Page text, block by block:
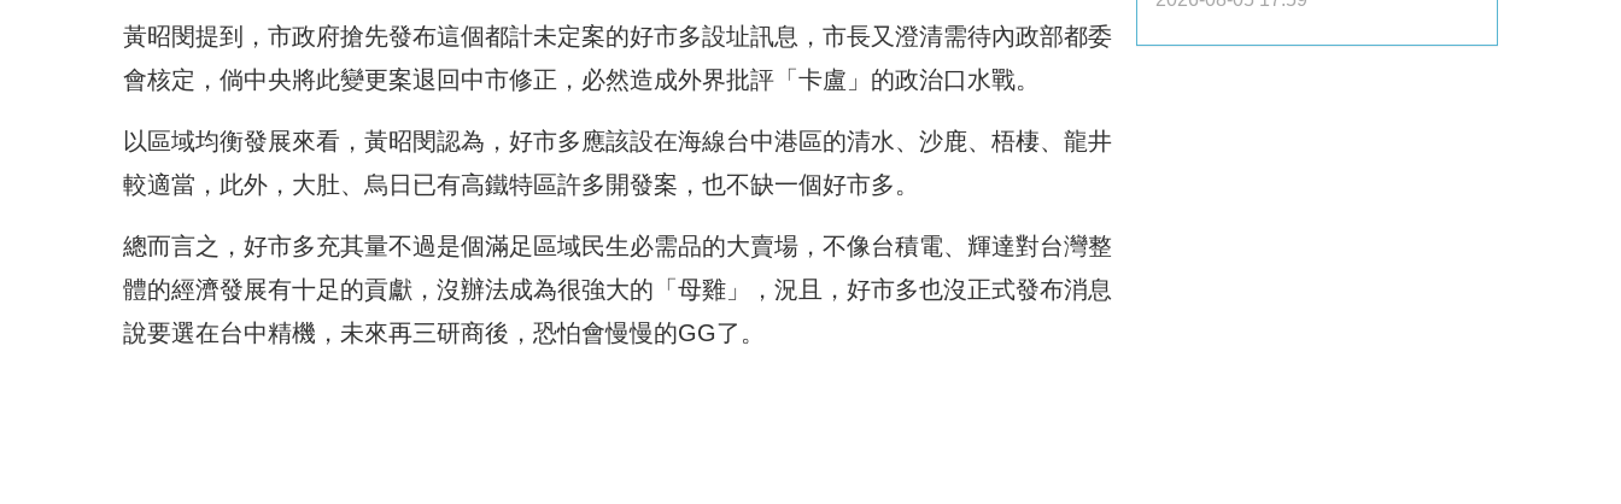
黃昭閔提到，市政府搶先發布這個都計未定案的好市多設址訊息，市長又澄清需待內政部都委
會核定，倘中央將此變更案退回中市修正，必然造成外界批評「卡盧」的政治口水戰。
以區域均衡發展來看，黃昭閔認為，好市多應該設在海線台中港區的清水、沙鹿、梧棲、龍井
較適當，此外，大肚、烏日已有高鐵特區許多開發案，也不缺一個好市多。
總而言之，好市多充其量不過是個滿足區域民生必需品的大賣場，不像台積電、輝達對台灣整
體的經濟發展有十足的貢獻，沒辦法成為很強大的「母雞」，況且，好市多也沒正式發布消息
說要選在台中精機，未來再三研商後，恐怕會慢慢的GG了。